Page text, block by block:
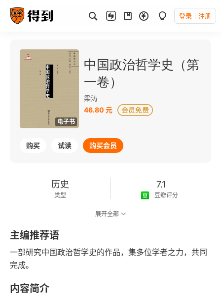
登录 注册
电子书
中国政治哲学史（第
一卷）
梁涛
46.80 元
购买 试读 购买会员
历史
类型
7.1
豆瓣评分
2017-03-01
发行日期
展开全部
主编推荐语
一部研究中国政治哲学史的作品，集多位学者之力，共同
完成。
内容简介